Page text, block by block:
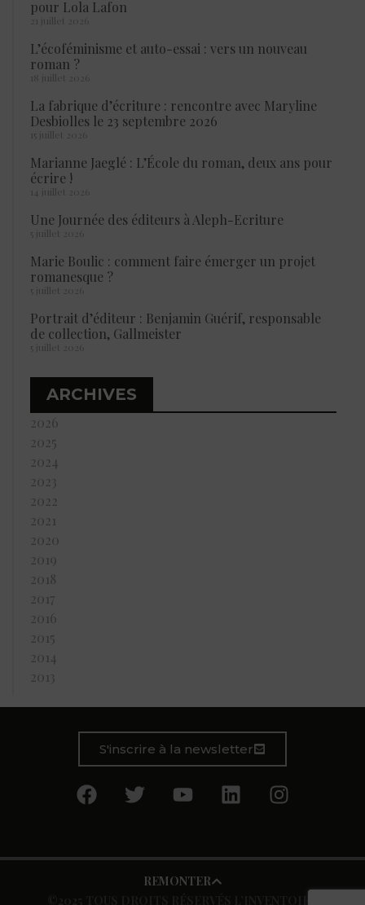
pour Lola Lafon
21 juillet 2026
L’écoféminisme et auto-essai : vers un nouveau
roman ?
18 juillet 2026
La fabrique d’écriture : rencontre avec Maryline
Desbiolles le 23 septembre 2026
15 juillet 2026
Marianne Jaeglé : L’École du roman, deux ans pour
écrire !
14 juillet 2026
Une Journée des éditeurs à Aleph-Ecriture
5 juillet 2026
Marie Boulic : comment faire émerger un projet
romanesque ?
5 juillet 2026
Portrait d’éditeur : Benjamin Guérif, responsable
de collection, Gallmeister
5 juillet 2026
ARCHIVES
2026
2025
2024
2023
2022
2021
2020
2019
2018
2017
2016
2015
2014
2013
S'inscrire à la newsletter
REMONTER